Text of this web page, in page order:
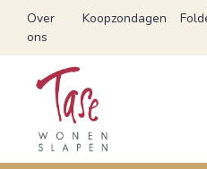
Over
ons
Koopzondagen